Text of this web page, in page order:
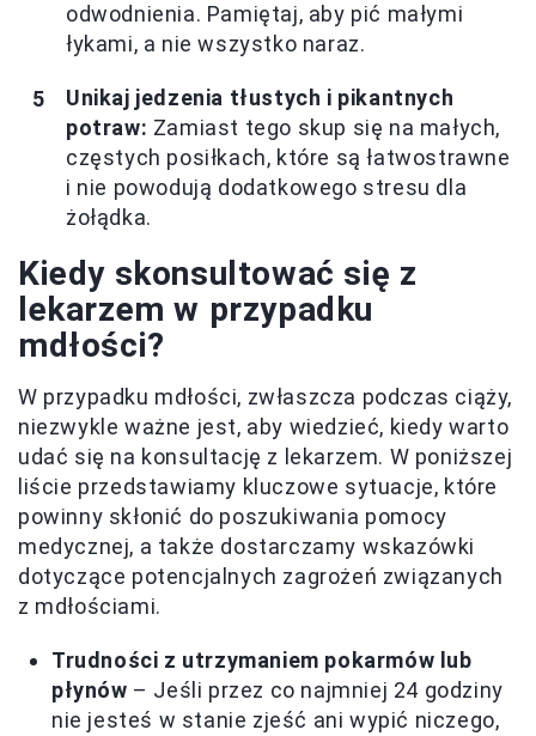
odwodnienia. Pamiętaj, aby pić małymi
łykami, a nie wszystko naraz.
Unikaj jedzenia tłustych i pikantnych
potraw: Zamiast tego skup się na małych,
częstych posiłkach, które są łatwostrawne
i nie powodują dodatkowego stresu dla
żołądka.
Kiedy skonsultować się z
lekarzem w przypadku
mdłości?
W przypadku mdłości, zwłaszcza podczas ciąży,
niezwykle ważne jest, aby wiedzieć, kiedy warto
udać się na konsultację z lekarzem. W poniższej
liście przedstawiamy kluczowe sytuacje, które
powinny skłonić do poszukiwania pomocy
medycznej, a także dostarczamy wskazówki
dotyczące potencjalnych zagrożeń związanych
z mdłościami.
Trudności z utrzymaniem pokarmów lub
płynów – Jeśli przez co najmniej 24 godziny
nie jesteś w stanie zjeść ani wypić niczego,